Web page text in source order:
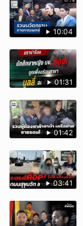
10:04
01:31
01:42
03:41